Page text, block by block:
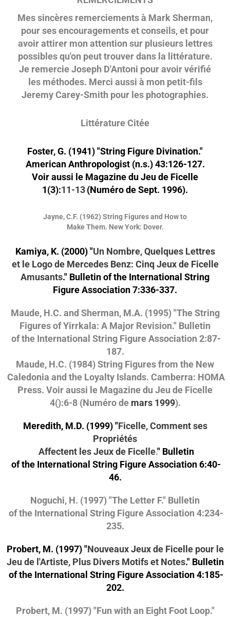
Mes sincères remerciements à Mark Sherman,
pour ses encouragements et conseils, et pour
avoir attirer mon attention sur plusieurs lettres
possibles qu'on peut trouver dans la littérature.
Je remercie Joseph D'Antoni pour avoir vérifié
les méthodes. Merci aussi à mon petit-fils
Jeremy Carey-Smith pour les photographies.
Littérature Citée
Foster, G. (1941) "String Figure Divination."
American Anthropologist (n.s.) 43:126-127.
Voir aussi le Magazine du Jeu de Ficelle
1(3):11-13(Numéro de Sept. 1996).
Jayne, C.F. (1962) String Figures and How to
Make Them. New York: Dover.
Kamiya, K. (2000) "Un Nombre, Quelques Lettres
et le Logo de Mercedes Benz: Cinq Jeux de Ficelle
Amusants." Bulletin of the International String
Figure Association 7:336-337.
Maude, H.C. and Sherman, M.A. (1995) "The String
Figures of Yirrkala: A Major Revision." Bulletin
of the International String Figure Association 2:87-
187.
Maude, H.C. (1984) String Figures from the New
Caledonia and the Loyalty Islands. Camberra: HOMA
Press. Voir aussi le Magazine du Jeu de Ficelle
4():6-8 (Numéro de mars 1999).
Meredith, M.D. (1999) "Ficelle, Comment ses
Propriétés
Affectent les Jeux de Ficelle." Bulletin
of the International String Figure Association 6:40-
46.
Noguchi, H. (1997) "The Letter F." Bulletin
of the International String Figure Association 4:234-
235.
Probert, M. (1997) "Nouveaux Jeux de Ficelle pour le
Jeu de l'Artiste, Plus Divers Motifs et Notes." Bulletin
of the International String Figure Association 4:185-
202.
Probert, M. (1997) "Fun with an Eight Foot Loop."